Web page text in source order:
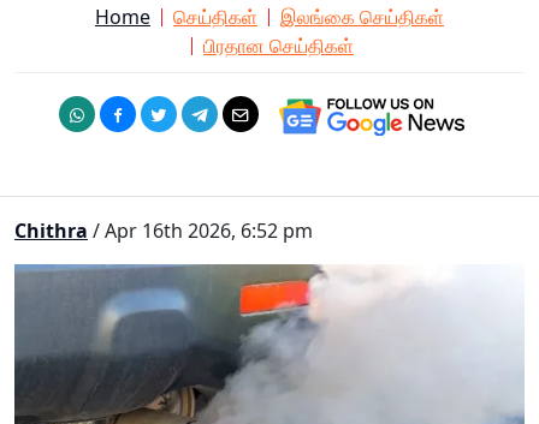
Home செய்திகள்
இலங்கை செய்திகள்
பிரதான செய்திகள்
Chithra / Apr 16th 2026, 6:52 pm